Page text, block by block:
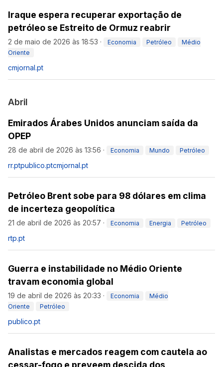
Iraque espera recuperar exportação de
petróleo se Estreito de Ormuz reabrir
2 de maio de 2026 às 18:53 · Economia Petróleo
Médio
Oriente
cmjornal.pt
Abril
Emirados Árabes Unidos anunciam saída da
OPEP
28 de abril de 2026 às 13:56 · Economia Mundo Petróleo
rr.ptpublico.ptcmjornal.pt
Petróleo Brent sobe para 98 dólares em clima
de incerteza geopolítica
21 de abril de 2026 às 20:57 · Economia Energia Petróleo
rtp.pt
Guerra e instabilidade no Médio Oriente
travam economia global
19 de abril de 2026 às 20:33 · Economia
Médio
Oriente
Petróleo
publico.pt
Analistas e mercados reagem com cautela ao
cessar-fogo e preveem descida dos